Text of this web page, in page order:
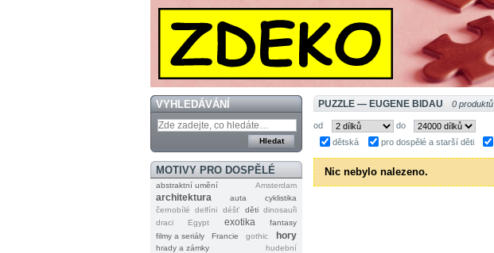
VYHLEDÁVÁNÍ
MOTIVY PRO DOSPĚLÉ
abstraktní umění Amsterdam
architektura auta
cyklistika
černobílé
delfíni déšť děti dinosauři
draci
Egypt exotika
fantasy
filmy a seriály
Francie gothic hory
hrady a zámky hudební
PUZZLE — EUGENE BIDAU 0 produktů
od do
dětská
pro dospělé a starší děti
Nic nebylo nalezeno.